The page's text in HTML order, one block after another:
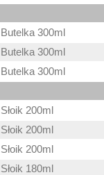
Butelka 300ml
Butelka 300ml
Butelka 300ml
Słoik 200ml
Słoik 200ml
Słoik 200ml
Słoik 180ml